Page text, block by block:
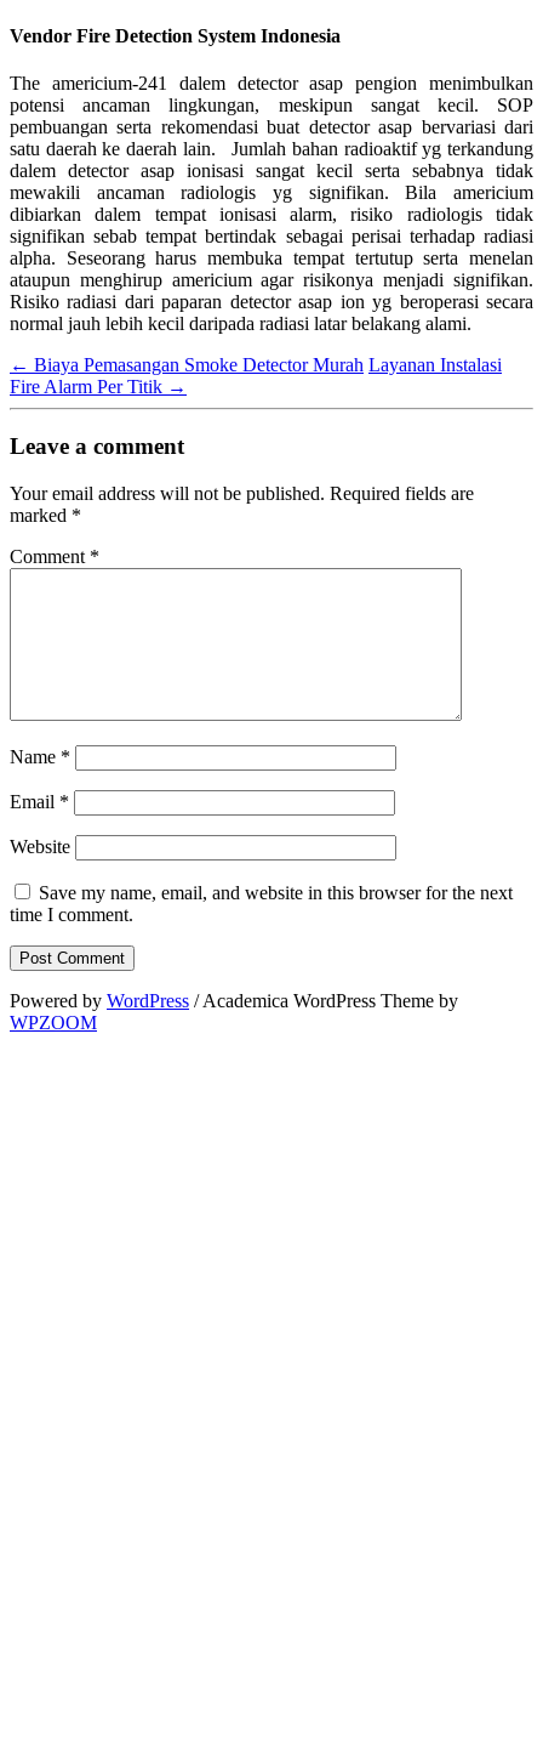
Vendor Fire Detection System Indonesia
The americium-241 dalem detector asap pengion menimbulkan
potensi ancaman lingkungan, meskipun sangat kecil. SOP
pembuangan serta rekomendasi buat detector asap bervariasi dari
satu daerah ke daerah lain. Jumlah bahan radioaktif yg terkandung
dalem detector asap ionisasi sangat kecil serta sebabnya tidak
mewakili ancaman radiologis yg signifikan. Bila americium
dibiarkan dalem tempat ionisasi alarm, risiko radiologis tidak
signifikan sebab tempat bertindak sebagai perisai terhadap radiasi
alpha. Seseorang harus membuka tempat tertutup serta menelan
ataupun menghirup americium agar risikonya menjadi signifikan.
Risiko radiasi dari paparan detector asap ion yg beroperasi secara
normal jauh lebih kecil daripada radiasi latar belakang alami.
← Biaya Pemasangan Smoke Detector Murah Layanan Instalasi
Fire Alarm Per Titik →
Leave a comment
Your email address will not be published. Required fields are
marked *
Comment *
Name *
Email *
Website
Save my name, email, and website in this browser for the next
time I comment.
Powered by WordPress / Academica WordPress Theme by
WPZOOM